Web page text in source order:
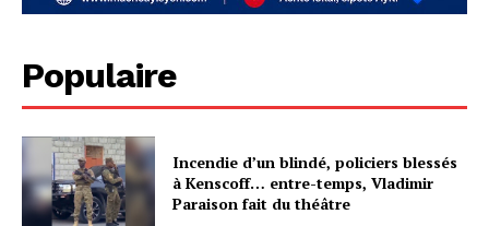
Populaire
Incendie d’un blindé, policiers blessés
à Kenscoff… entre-temps, Vladimir
Paraison fait du théâtre